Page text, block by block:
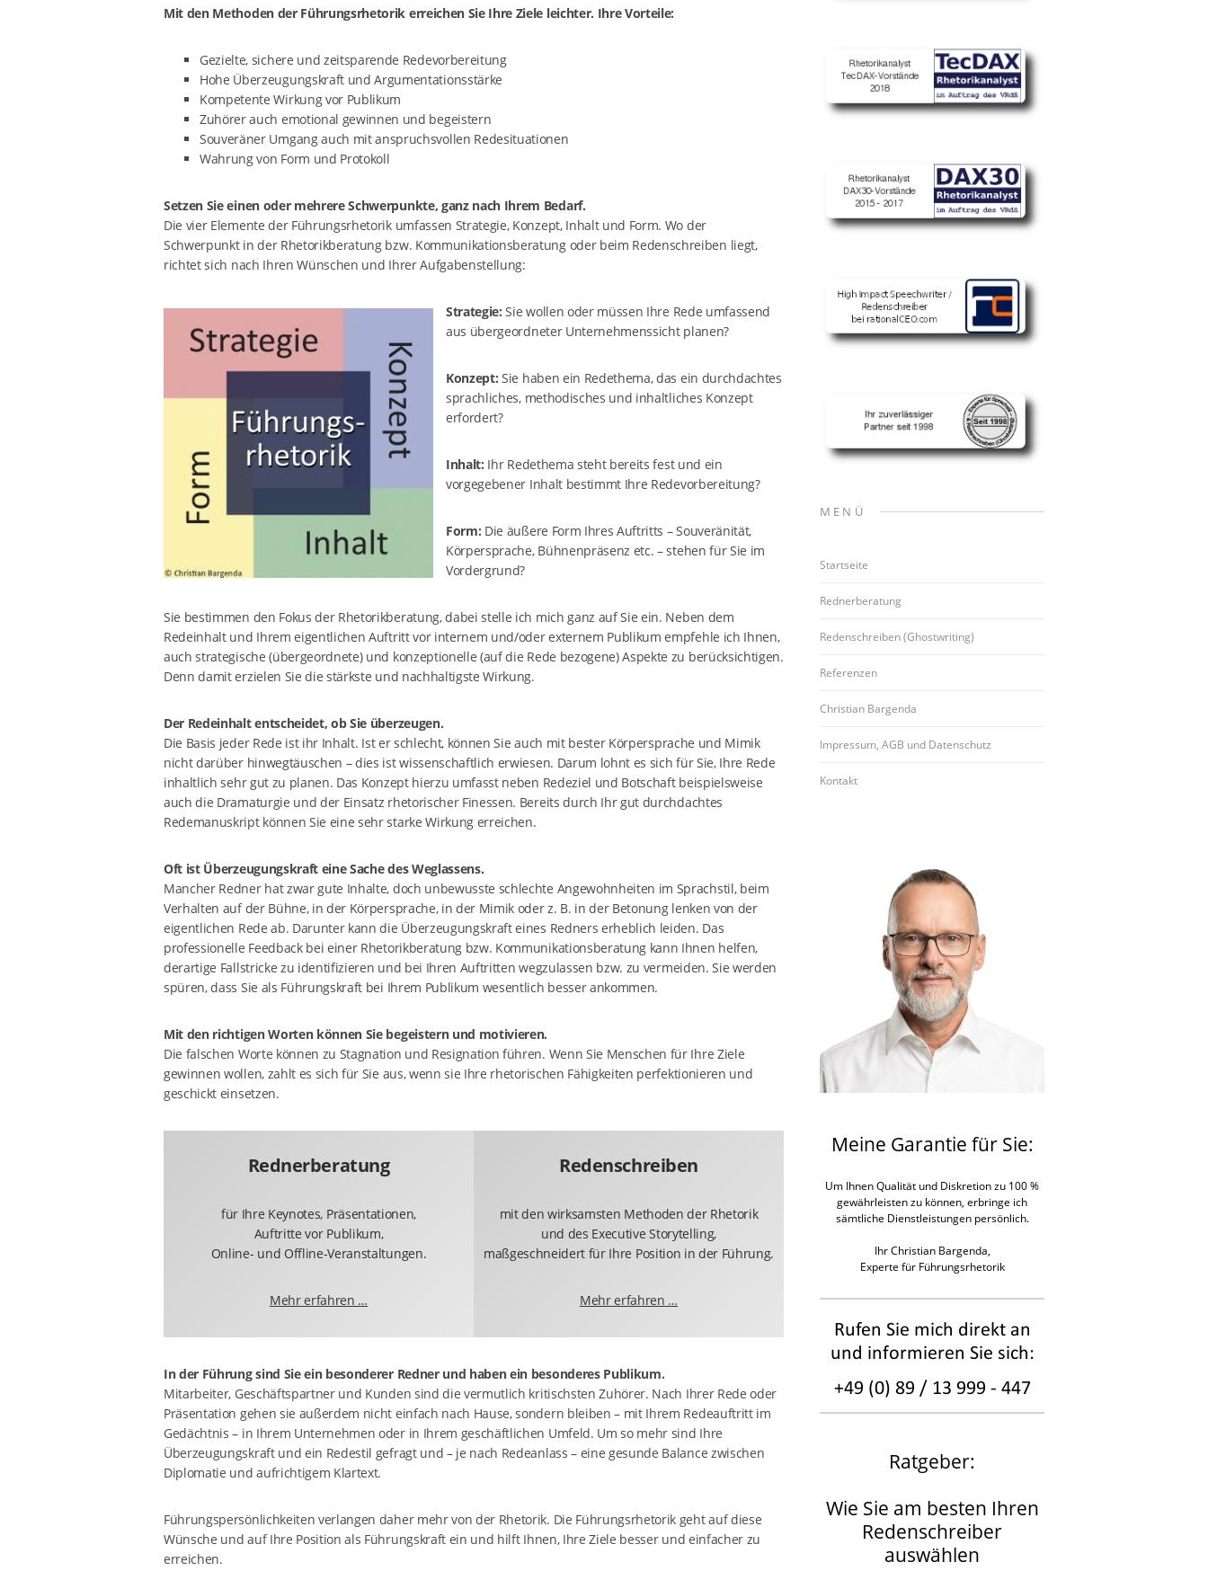
Mit den Methoden der Führungsrhetorik erreichen Sie Ihre Ziele leichter. Ihre Vorteile:
Gezielte, sichere und zeitsparende Redevorbereitung
Hohe Überzeugungskraft und Argumentationsstärke
Kompetente Wirkung vor Publikum
Zuhörer auch emotional gewinnen und begeistern
Souveräner Umgang auch mit anspruchsvollen Redesituationen
Wahrung von Form und Protokoll
Setzen Sie einen oder mehrere Schwerpunkte, ganz nach Ihrem Bedarf.
Die vier Elemente der Führungsrhetorik umfassen Strategie, Konzept, Inhalt und Form. Wo der
Schwerpunkt in der Rhetorikberatung bzw. Kommunikationsberatung oder beim Redenschreiben liegt,
richtet sich nach Ihren Wünschen und Ihrer Aufgabenstellung:
Strategie: Sie wollen oder müssen Ihre Rede umfassend
aus übergeordneter Unternehmenssicht planen?
Konzept: Sie haben ein Redethema, das ein durchdachtes
sprachliches, methodisches und inhaltliches Konzept
erfordert?
Inhalt: Ihr Redethema steht bereits fest und ein
vorgegebener Inhalt bestimmt Ihre Redevorbereitung?
Form: Die äußere Form Ihres Auftritts – Souveränität,
Körpersprache, Bühnenpräsenz etc. – stehen für Sie im
Vordergrund?
Sie bestimmen den Fokus der Rhetorikberatung, dabei stelle ich mich ganz auf Sie ein. Neben dem
Redeinhalt und Ihrem eigentlichen Auftritt vor internem und/oder externem Publikum empfehle ich Ihnen,
auch strategische (übergeordnete) und konzeptionelle (auf die Rede bezogene) Aspekte zu berücksichtigen.
Denn damit erzielen Sie die stärkste und nachhaltigste Wirkung.
Der Redeinhalt entscheidet, ob Sie überzeugen.
Die Basis jeder Rede ist ihr Inhalt. Ist er schlecht, können Sie auch mit bester Körpersprache und Mimik
nicht darüber hinwegtäuschen – dies ist wissenschaftlich erwiesen. Darum lohnt es sich für Sie, Ihre Rede
inhaltlich sehr gut zu planen. Das Konzept hierzu umfasst neben Redeziel und Botschaft beispielsweise
auch die Dramaturgie und der Einsatz rhetorischer Finessen. Bereits durch Ihr gut durchdachtes
Redemanuskript können Sie eine sehr starke Wirkung erreichen.
Oft ist Überzeugungskraft eine Sache des Weglassens.
Mancher Redner hat zwar gute Inhalte, doch unbewusste schlechte Angewohnheiten im Sprachstil, beim
Verhalten auf der Bühne, in der Körpersprache, in der Mimik oder z. B. in der Betonung lenken von der
eigentlichen Rede ab. Darunter kann die Überzeugungskraft eines Redners erheblich leiden. Das
professionelle Feedback bei einer Rhetorikberatung bzw. Kommunikationsberatung kann Ihnen helfen,
derartige Fallstricke zu identifizieren und bei Ihren Auftritten wegzulassen bzw. zu vermeiden. Sie werden
spüren, dass Sie als Führungskraft bei Ihrem Publikum wesentlich besser ankommen.
Mit den richtigen Worten können Sie begeistern und motivieren.
Die falschen Worte können zu Stagnation und Resignation führen. Wenn Sie Menschen für Ihre Ziele
gewinnen wollen, zahlt es sich für Sie aus, wenn sie Ihre rhetorischen Fähigkeiten perfektionieren und
geschickt einsetzen.
Rednerberatung
für Ihre Keynotes, Präsentationen,
Auftritte vor Publikum,
Online- und Offline-Veranstaltungen.
Mehr erfahren …
Redenschreiben
mit den wirksamsten Methoden der Rhetorik
und des Executive Storytelling,
maßgeschneidert für Ihre Position in der Führung.
Mehr erfahren …
In der Führung sind Sie ein besonderer Redner und haben ein besonderes Publikum.
Mitarbeiter, Geschäftspartner und Kunden sind die vermutlich kritischsten Zuhörer. Nach Ihrer Rede oder
Präsentation gehen sie außerdem nicht einfach nach Hause, sondern bleiben – mit Ihrem Redeauftritt im
Gedächtnis – in Ihrem Unternehmen oder in Ihrem geschäftlichen Umfeld. Um so mehr sind Ihre
Überzeugungskraft und ein Redestil gefragt und – je nach Redeanlass – eine gesunde Balance zwischen
Diplomatie und aufrichtigem Klartext.
Führungspersönlichkeiten verlangen daher mehr von der Rhetorik. Die Führungsrhetorik geht auf diese
Wünsche und auf Ihre Position als Führungskraft ein und hilft Ihnen, Ihre Ziele besser und einfacher zu
erreichen.
MENÜ
Startseite
Rednerberatung
Redenschreiben (Ghostwriting)
Referenzen
Christian Bargenda
Impressum, AGB und Datenschutz
Kontakt
Meine Garantie für Sie:
Um Ihnen Qualität und Diskretion zu 100 %
gewährleisten zu können, erbringe ich
sämtliche Dienstleistungen persönlich.
Ihr Christian Bargenda,
Experte für Führungsrhetorik
Ratgeber:
Wie Sie am besten Ihren
Redenschreiber
auswählen